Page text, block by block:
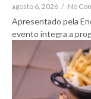
agosto 6, 2026 / No
Apresentado pela
evento integra a